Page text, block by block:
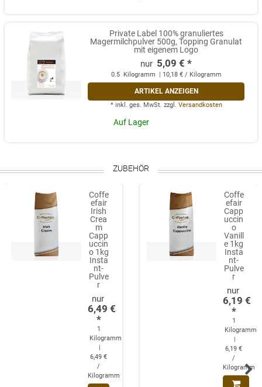
Private Label 100% granuliertes
Magermilchpulver 500g, Topping Granulat
mit eigenem Logo
5,09 € *
0.5 Kilogramm | 10,18 € / Kilogramm
ARTIKEL ANZEIGEN
* inkl. ges. MwSt. zzgl. Versandkosten
Auf Lager
ZUBEHÖR
Coffe
efair
Irish
Crea
m
Capp
uccin
o 1kg
Insta
nt-
Pulve
r
6,49 €
*
1
Kilogramm
|
6,49 €
/
Kilogramm
Coffe
efair
Capp
uccin
o
Vanill
e 1kg
Insta
nt-
Pulve
r
6,19 €
*
1
Kilogramm
|
6,19 €
/
Kilogramm